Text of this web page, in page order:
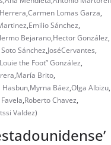
,Carmen Lomas Garza,
,Emilio Sánchez,
Bejarano,Hector González,
Soto Sánchez,JoséCervantes,
the Foot” González,
,María Brito,
Hasbun,Myrna Báez,Olga Albizu,
,Roberto Chavez,
Valdez)